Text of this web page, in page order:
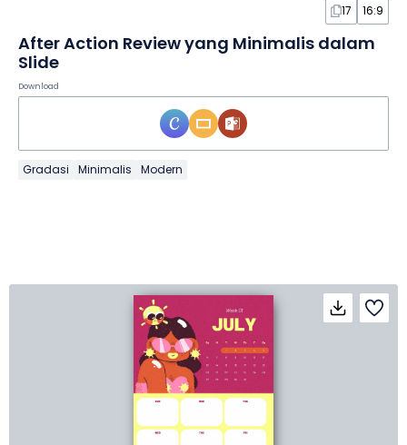
17 16:9
After Action Review yang Minimalis dalam
Slide
Download
Gradasi Minimalis Modern